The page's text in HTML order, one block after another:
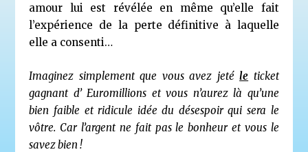
amour lui est révélée en même qu’elle fait
l’expérience de la perte définitive à laquelle
elle a consenti…
Imaginez simplement que vous avez jetéle ticket
gagnant d’ Euromillions et vous n’aurez là qu’une
bien faible et ridicule idée du désespoir qui sera le
vôtre. Car l’argent ne fait pas le bonheur et vous le
savez bien !